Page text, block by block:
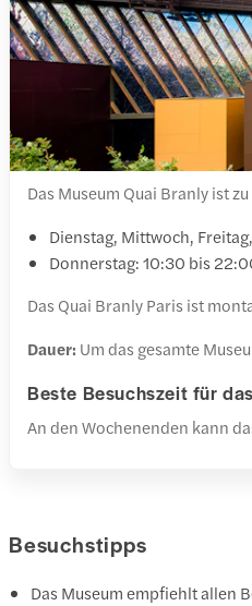
Das Museum Quai Branly ist
Dienstag, Mittwoch,
Donnerstag: 10:30 bis
Das Quai Branly Paris ist
Dauer: Um das gesamte
Beste Besuchszeit für
An den Wochenenden kann
Besuchstipps
Das Museum empfiehlt allen